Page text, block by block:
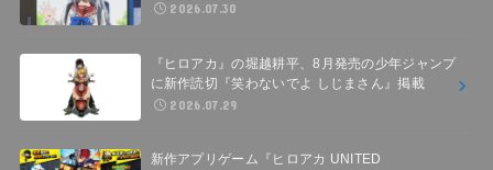
2026.07.30
『ヒロアカ』の堀越耕平、8月発売の少年ジャンプ
に新作読切『笑わないでよ しじまさん』掲載
2026.07.29
新作アプリゲーム『ヒロアカ UNITED